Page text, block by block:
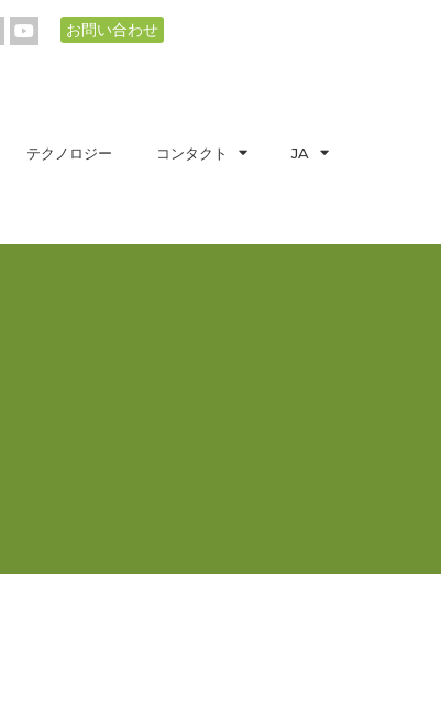
お問い合わせ
テクノロジー コンタクト JA